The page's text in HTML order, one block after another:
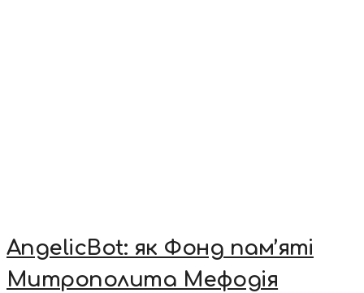
AngelicBot: як Фонд пам’яті
Митрополита Мефодія